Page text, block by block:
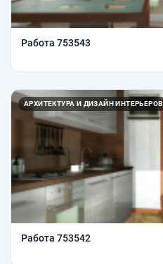
Работа 753543
АРХИТЕКТУРА И ДИЗАЙН ИНТЕРЬЕРОВ
Работа 753542